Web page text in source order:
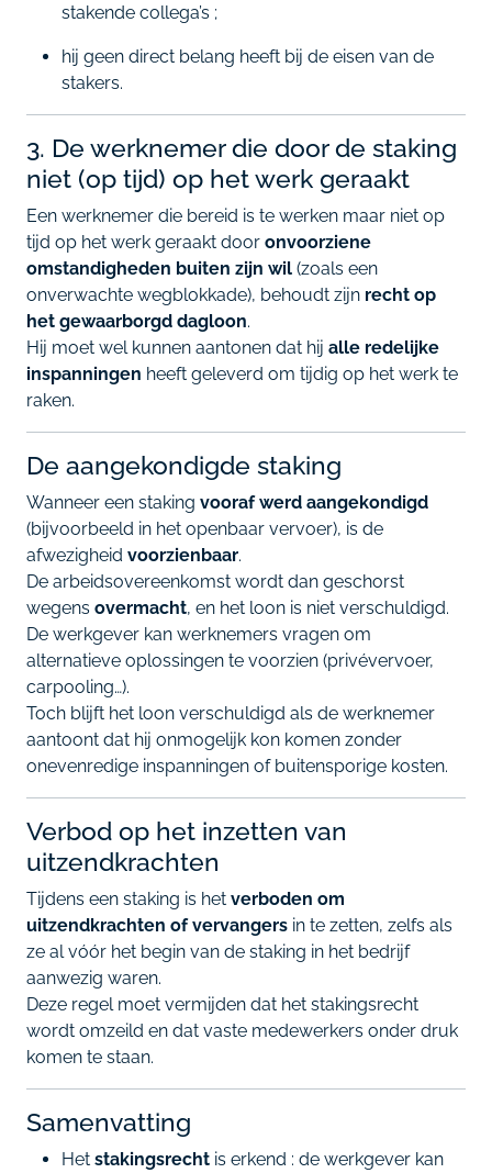
stakende collega’s ;
hij geen direct belang heeft bij de eisen van de
stakers.
3. De werknemer die door de staking
niet (op tijd) op het werk geraakt
Een werknemer die bereid is te werken maar niet op
tijd op het werk geraakt door onvoorziene
omstandigheden buiten zijn wil (zoals een
onverwachte wegblokkade), behoudt zijn recht op
het gewaarborgd dagloon.
Hij moet wel kunnen aantonen dat hij alle redelijke
inspanningen heeft geleverd om tijdig op het werk te
raken.
De aangekondigde staking
Wanneer een staking vooraf werd aangekondigd
(bijvoorbeeld in het openbaar vervoer), is de
afwezigheid voorzienbaar.
De arbeidsovereenkomst wordt dan geschorst
wegens overmacht, en het loon is niet verschuldigd.
De werkgever kan werknemers vragen om
alternatieve oplossingen te voorzien (privévervoer,
carpooling…).
Toch blijft het loon verschuldigd als de werknemer
aantoont dat hij onmogelijk kon komen zonder
onevenredige inspanningen of buitensporige kosten.
Verbod op het inzetten van
uitzendkrachten
Tijdens een staking is het verboden om
uitzendkrachten of vervangers in te zetten, zelfs als
ze al vóór het begin van de staking in het bedrijf
aanwezig waren.
Deze regel moet vermijden dat het stakingsrecht
wordt omzeild en dat vaste medewerkers onder druk
komen te staan.
Samenvatting
Het stakingsrecht is erkend : de werkgever kan